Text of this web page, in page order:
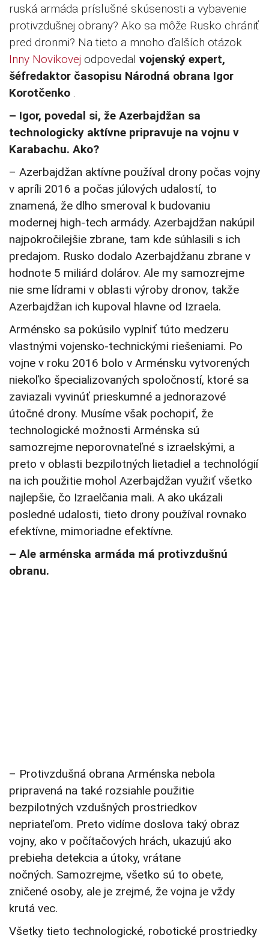
ruská armáda príslušné skúsenosti a vybavenie
protivzdušnej obrany? Ako sa môže Rusko chrániť
pred dronmi? Na tieto a mnoho ďalších otázok
Inny Novikovej odpovedal vojenský expert,
šéfredaktor časopisu Národná obrana Igor
Korotčenko .
– Igor, povedal si, že Azerbajdžan sa
technologicky aktívne pripravuje na vojnu v
Karabachu. Ako?
– Azerbajdžan aktívne používal drony počas vojny
v apríli 2016 a počas júlových udalostí, to
znamená, že dlho smeroval k budovaniu
modernej high-tech armády. Azerbajdžan nakúpil
najpokročilejšie zbrane, tam kde súhlasili s ich
predajom. Rusko dodalo Azerbajdžanu zbrane v
hodnote 5 miliárd dolárov. Ale my samozrejme
nie sme lídrami v oblasti výroby dronov, takže
Azerbajdžan ich kupoval hlavne od Izraela.
Arménsko sa pokúsilo vyplniť túto medzeru
vlastnými vojensko-technickými riešeniami. Po
vojne v roku 2016 bolo v Arménsku vytvorených
niekoľko špecializovaných spoločností, ktoré sa
zaviazali vyvinúť prieskumné a jednorazové
útočné drony. Musíme však pochopiť, že
technologické možnosti Arménska sú
samozrejme neporovnateľné s izraelskými, a
preto v oblasti bezpilotných lietadiel a technológií
na ich použitie mohol Azerbajdžan využiť všetko
najlepšie, čo Izraelčania mali. A ako ukázali
posledné udalosti, tieto drony používal rovnako
efektívne, mimoriadne efektívne.
– Ale arménska armáda má protivzdušnú
obranu.
– Protivzdušná obrana Arménska nebola
pripravená na také rozsiahle použitie
bezpilotných vzdušných prostriedkov
nepriateľom. Preto vidíme doslova taký obraz
vojny, ako v počítačových hrách, ukazujú ako
prebieha detekcia a útoky, vrátane
nočných. Samozrejme, všetko sú to obete,
zničené osoby, ale je zrejmé, že vojna je vždy
krutá vec.
Všetky tieto technologické, robotické prostriedky